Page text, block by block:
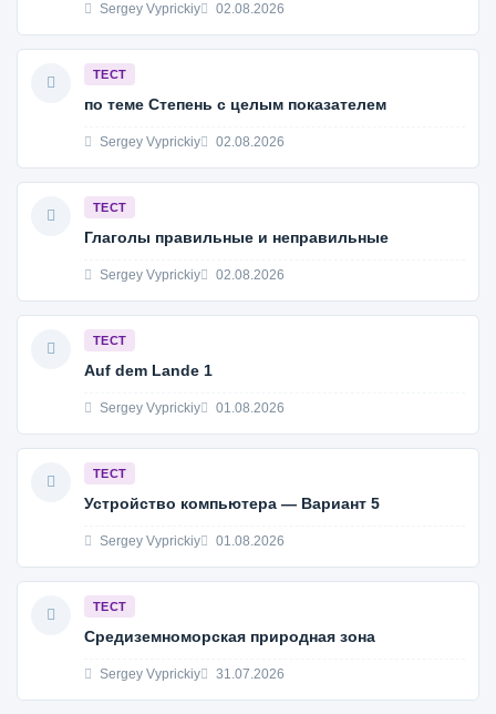
Sergey Vyprickiy 02.08.2026
ТЕСТ
по теме Степень с целым показателем
Sergey Vyprickiy 02.08.2026
ТЕСТ
Глаголы правильные и неправильные
Sergey Vyprickiy 02.08.2026
ТЕСТ
Auf dem Lande 1
Sergey Vyprickiy 01.08.2026
ТЕСТ
Устройство компьютера — Вариант 5
Sergey Vyprickiy 01.08.2026
ТЕСТ
Средиземноморская природная зона
Sergey Vyprickiy 31.07.2026